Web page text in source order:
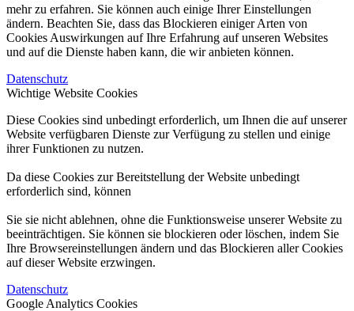
mehr zu erfahren. Sie können auch einige Ihrer Einstellungen
ändern. Beachten Sie, dass das Blockieren einiger Arten von
Cookies Auswirkungen auf Ihre Erfahrung auf unseren Websites
und auf die Dienste haben kann, die wir anbieten können.
Datenschutz
Wichtige Website Cookies
Diese Cookies sind unbedingt erforderlich, um Ihnen die auf unserer
Website verfügbaren Dienste zur Verfügung zu stellen und einige
ihrer Funktionen zu nutzen.
Da diese Cookies zur Bereitstellung der Website unbedingt
erforderlich sind, können
Sie sie nicht ablehnen, ohne die Funktionsweise unserer Website zu
beeinträchtigen. Sie können sie blockieren oder löschen, indem Sie
Ihre Browsereinstellungen ändern und das Blockieren aller Cookies
auf dieser Website erzwingen.
Datenschutz
Google Analytics Cookies